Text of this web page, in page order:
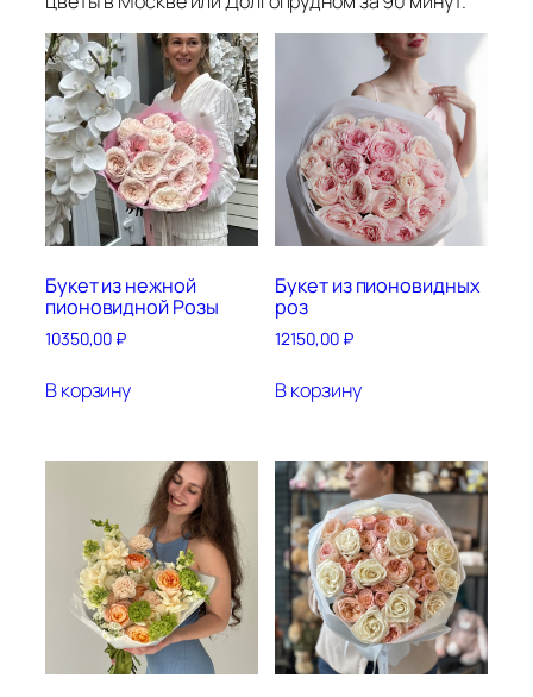
Букет из нежной
пионовидной Розы
10350,00 ₽
В корзину
Букет из пионовидных
роз
12150,00 ₽
В корзину